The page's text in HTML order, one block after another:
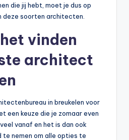
die jij hebt, moet je dus op
deze soorten architecten.
vinden
architect
in breukelen voor
een keuze die je zomaar even
vanaf en het is dan ook
nemen om alle opties te